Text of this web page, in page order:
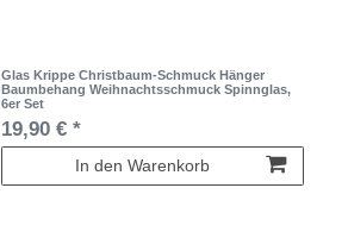
Glas Krippe Christbaum-Schmuck Hänger
Baumbehang Weihnachtsschmuck Spinnglas,
6er Set
19,90 € *
In den Warenkorb